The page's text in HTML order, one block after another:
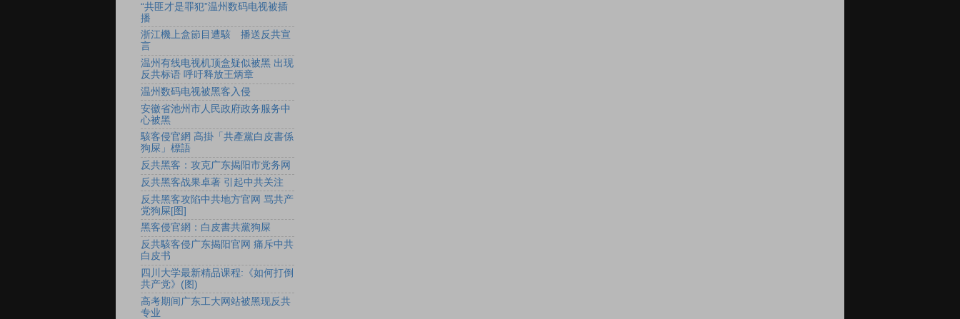
“共匪才是罪犯”温州数码电视被插
播
浙江機上盒節目遭駭 播送反共宣
言
温州有线电视机顶盒疑似被黑 出现
反共标语 呼吁释放王炳章
温州数码电视被黑客入侵
安徽省池州市人民政府政务服务中
心被黑
駭客侵官網 高掛「共產黨白皮書係
狗屎」標語
反共黑客：攻克广东揭阳市党务网
反共黑客战果卓著 引起中共关注
反共黑客攻陷中共地方官网 骂共产
党狗屎[图]
黑客侵官網：白皮書共黨狗屎
反共駭客侵广东揭阳官网 痛斥中共
白皮书
四川大学最新精品课程:《如何打倒
共产党》(图)
高考期间广东工大网站被黑现反共
专业